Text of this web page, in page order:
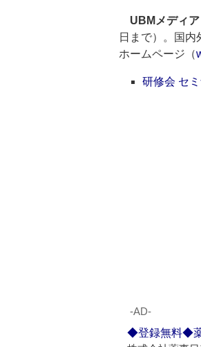
UBMメディア
日まで）。国
ホームページ（
研修会 セ
‐AD‐
◆登録無料◆